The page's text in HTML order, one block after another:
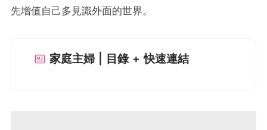
先增值自己多見識外面的世界。
家庭主婦 | 目錄 + 快速連結